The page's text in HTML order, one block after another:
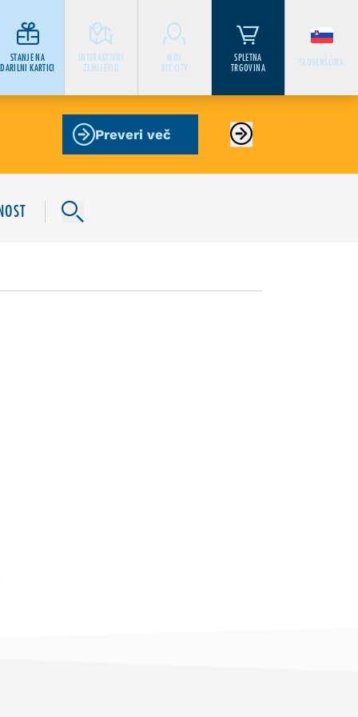
STANJE NA
DARILNI KARTICI
INTERAKTIVNI
ZEMLJEVID
MOJ
BTC CITY
SPLETNA
TRGOVINA
SLOVENŠČINA
Preveri več